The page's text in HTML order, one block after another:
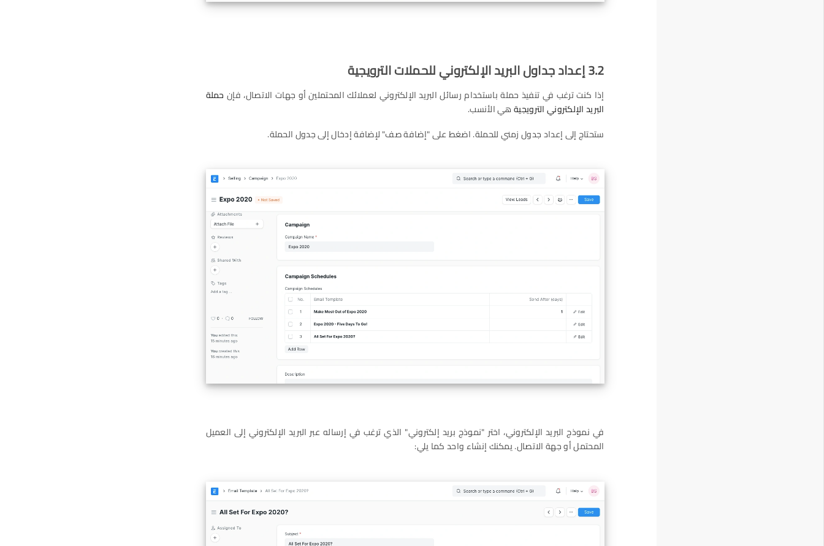
3.2 إعداد جداول البريد الإلكتروني للحملات الترويجية
إذا كنت ترغب في تنفيذ حملة باستخدام رسائل البريد الإلكتروني لعملائك المحتملين أو جهات الاتصال، فإنحملة
البريد الإلكتروني الترويجيةهي الأنسب.
ستحتاج إلى إعداد جدول زمني للحملة. اضغط على "إضافة صف" لإضافة إدخال إلى جدول الحملة.
في نموذج البريد الإلكتروني، اختر "نموذج بريد إلكتروني" الذي ترغب في إرساله عبر البريد الإلكتروني إلى العميل
المحتمل أو جهة الاتصال. يمكنك إنشاء واحد كما يلي: